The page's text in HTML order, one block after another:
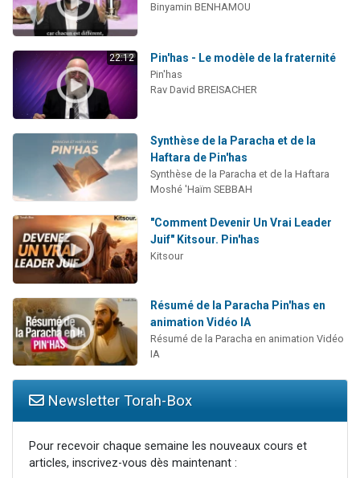
Binyamin BENHAMOU
22:12 Pin'has - Le modèle de la fraternité
Pin'has
Rav David BREISACHER
Synthèse de la Paracha et de la
Haftara de Pin'has
Synthèse de la Paracha et de la Haftara
Moshé 'Haïm SEBBAH
"Comment Devenir Un Vrai Leader
Juif" Kitsour. Pin'has
Kitsour
Résumé de la Paracha Pin'has en
animation Vidéo IA
Résumé de la Paracha en animation Vidéo
IA
Newsletter Torah-Box
Pour recevoir chaque semaine les nouveaux cours et
articles, inscrivez-vous dès maintenant :